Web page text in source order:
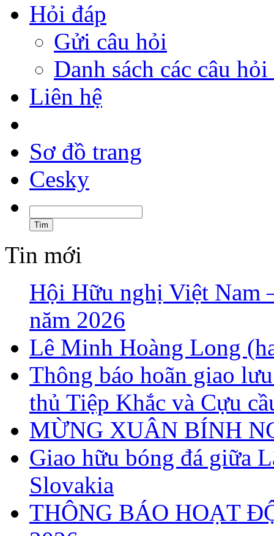
Hỏi đáp
Gửi câu hỏi
Danh sách các câu
Liên hệ
Sơ đồ trang
Cesky
Tin mới
Hội Hữu nghị Việt Nam
năm 2026
Lê Minh Hoàng Long
Thông báo hoãn giao
thủ Tiệp Khắc và Cựu
MỪNG XUÂN BÍNH
Giao hữu bóng đá giữa
Slovakia
THÔNG BÁO HOẠT